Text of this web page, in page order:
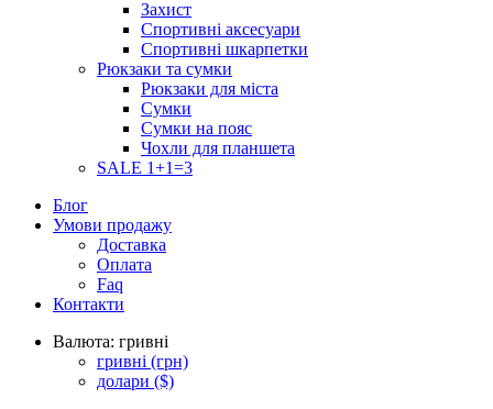
Захист
Спортивні аксесуари
Спортивні шкарпетки
Рюкзаки та сумки
Рюкзаки для міста
Сумки
Сумки на пояс
Чохли для планшета
SALE 1+1=3
Блог
Умови продажу
Доставка
Оплата
Faq
Контакти
Валюта: гривні
гривні (грн)
долари ($)